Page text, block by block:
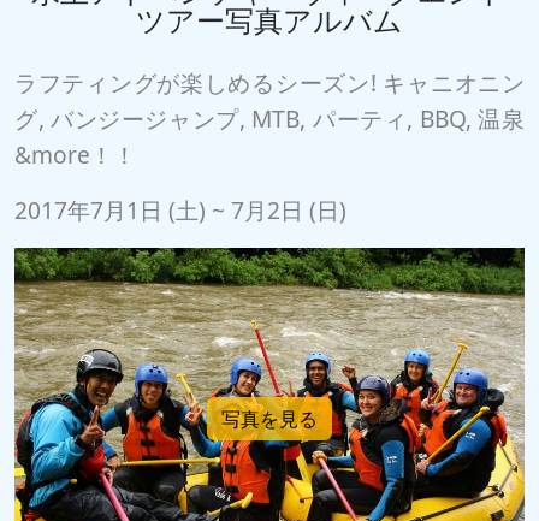
ツアー写真アルバム
ラフティングが楽しめるシーズン! キャニオニン
グ, バンジージャンプ, MTB, パーティ, BBQ, 温泉
&more！！
2017年7月1日 (土) ~ 7月2日 (日)
写真を見る